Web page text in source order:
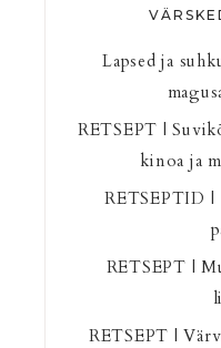
Lapsed ja
RETSEPT |
kinoa ja
RETSEPTID |
RETSEPT |
RETSEPT |